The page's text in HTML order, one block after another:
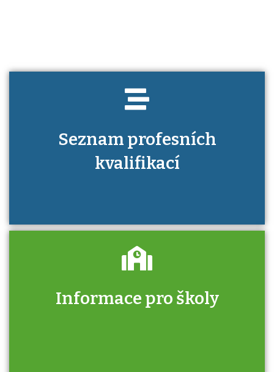
Seznam profesních
kvalifikací
Informace pro školy
Zjistěte, jak se přihlásit ke zkoušce a kde